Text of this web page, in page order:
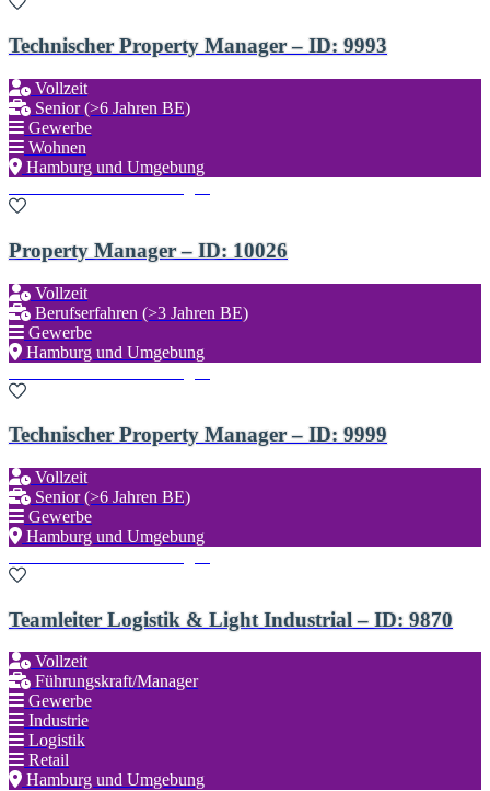
Technischer Property Manager – ID: 9993
Vollzeit
Senior (>6 Jahren BE)
Gewerbe
Wohnen
Hamburg und Umgebung
Property Manager – ID: 10026
Vollzeit
Berufserfahren (>3 Jahren BE)
Gewerbe
Hamburg und Umgebung
Technischer Property Manager – ID: 9999
Vollzeit
Senior (>6 Jahren BE)
Gewerbe
Hamburg und Umgebung
Teamleiter Logistik & Light Industrial – ID: 9870
Vollzeit
Führungskraft/Manager
Gewerbe
Industrie
Logistik
Retail
Hamburg und Umgebung